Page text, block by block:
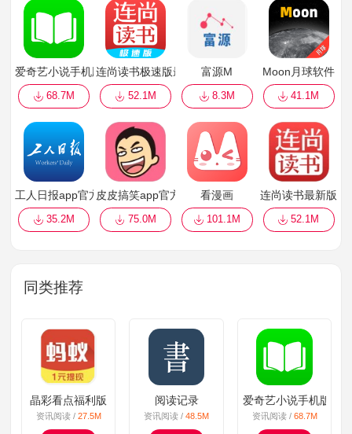
爱奇艺小说手机版
68.7M
连尚读书极速版最新版
52.1M
富源M
8.3M
Moon月球软件
41.1M
工人日报app官方
35.2M
皮皮搞笑app官方版
75.0M
看漫画
101.1M
连尚读书最新版
52.1M
同类推荐
晶彩看点福利版
资讯阅读 / 27.5M
阅读记录
资讯阅读 /48.5M
爱奇艺小说手机版
资讯阅读 / 68.7M